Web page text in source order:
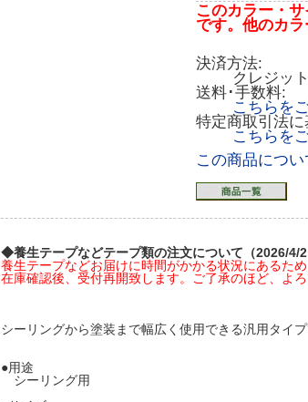
このカラー・
です。他のカラ
決済方法:
クレジッ
送料･手数料:
こちらを
特定商取引法
こちらを
この商品につ
◆養生テープなどテープ類の注文について（2026/4/2
養生テープなどお届けに時間がかかる状況にあるた
在庫確認後、受付再開致します。ご了承のほど、よ
シーリングから塗装まで幅広く使用できる汎用タイプ
●用途
シーリング用